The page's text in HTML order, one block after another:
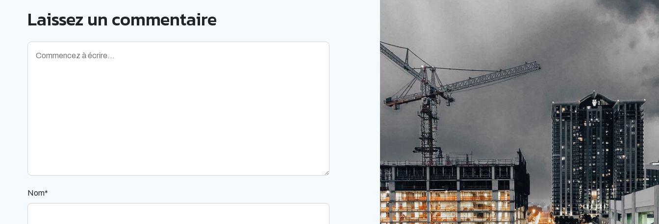
Laissez un commentaire
Nom*